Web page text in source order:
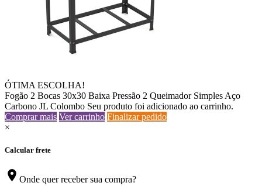
ÓTIMA ESCOLHA!
Fogão 2 Bocas 30x30 Baixa Pressão 2 Queimador Simples Aço
Carbono JL Colombo Seu produto foi adicionado ao carrinho.
Comprar mais Ver carrinho Finalizar pedido
×
Calcular frete
location_on Onde quer receber sua compra?